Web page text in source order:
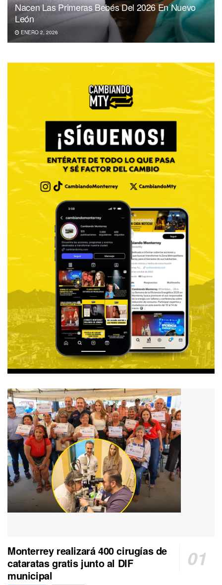
Nacen Las Primeras Bebés Del 2026 En Nuevo
León
ENERO 2, 2026
Monterrey realizará 400 cirugías de
cataratas gratis junto al DIF
municipal